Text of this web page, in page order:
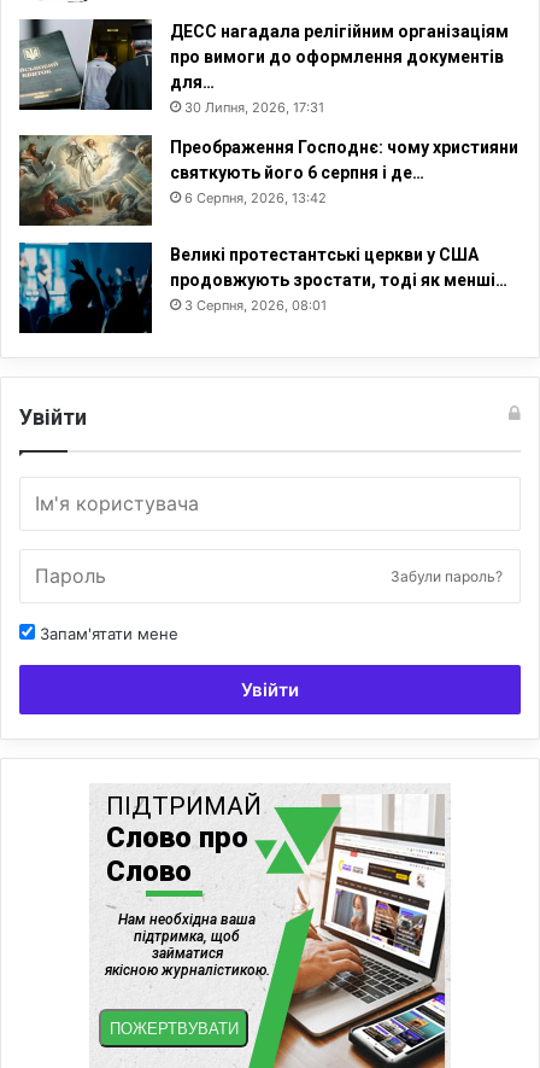
о
в
ц
и
і
л
і
з
а
ц
і
ДЕСС нагадала релігійним організаціям
про вимоги до оформлення документів
для…
30 Липня, 2026, 17:31
Преображення Господнє: чому християни
святкують його 6 серпня і де…
6 Серпня, 2026, 13:42
Великі протестантські церкви у США
продовжують зростати, тоді як менші…
3 Серпня, 2026, 08:01
Увійти
Забули пароль?
Запам'ятати мене
Увійти